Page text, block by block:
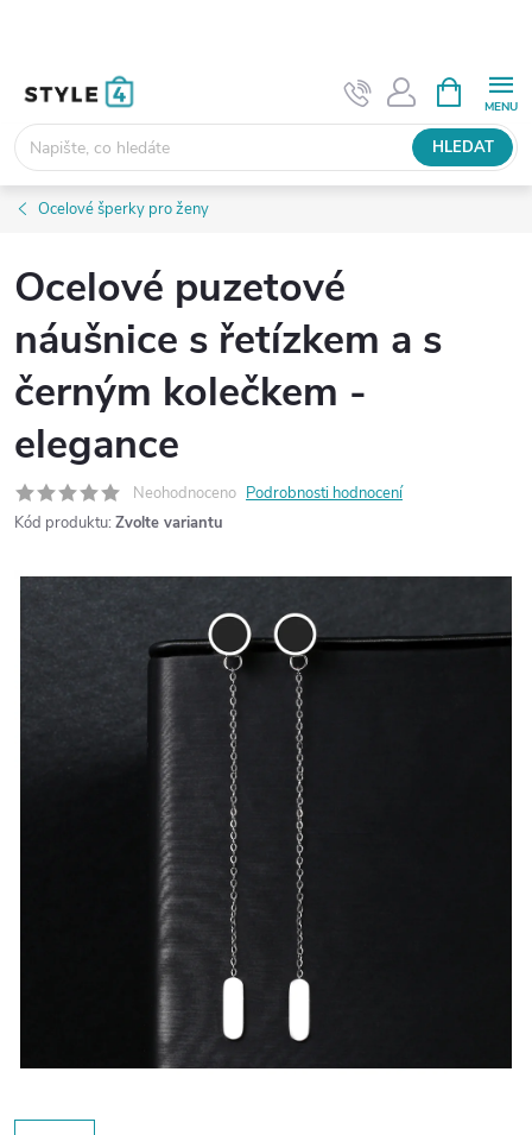
HLEDAT
NÁKUPNÍ
KOŠÍK
Ocelové šperky pro ženy
Ocelové puzetové
náušnice s řetízkem a s
černým kolečkem -
elegance
Neohodnoceno Podrobnosti hodnocení
Kód produktu: Zvolte variantu